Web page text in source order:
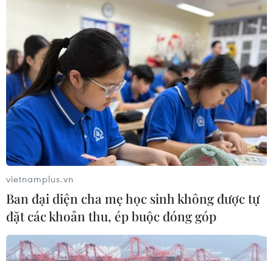
vietnamplus.vn
Ban đại diện cha mẹ học sinh không được tự
đặt các khoản thu, ép buộc đóng góp